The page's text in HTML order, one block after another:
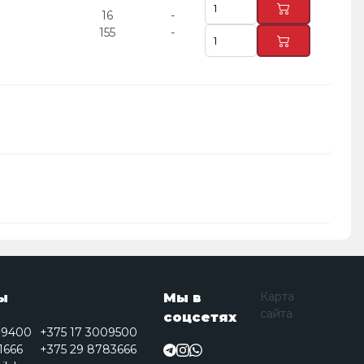
16
155
-
-
+375 17 3009500
+375 29 8783666
Мы в
соцсетях
Карта
сайта